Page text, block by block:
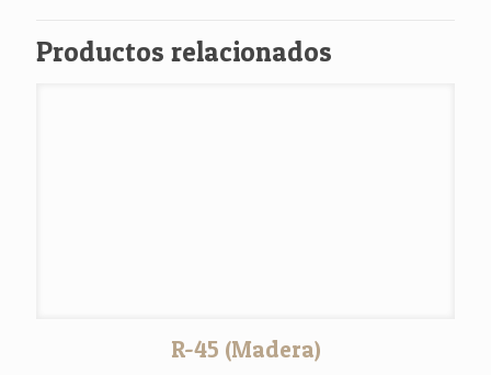
Productos relacionados
R-45 (Madera)